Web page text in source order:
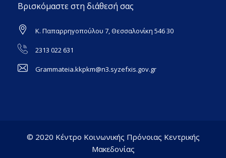
Βρισκόμαστε στη διάθεσή σας
Κ. Παπαρρηγοπούλου 7, Θεσσαλονίκη 546 30
2313 022 631
Grammateia.kkpkm@n3.syzefxis.gov.gr
© 2020 Κέντρο Κοινωνικής Πρόνοιας Κεντρικής
Μακεδονίας